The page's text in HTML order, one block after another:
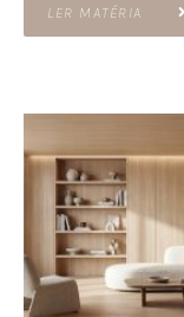
LER MATÉRIA